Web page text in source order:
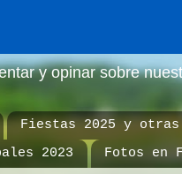
y opinar sobre
Fiestas 2025 y otras
2023
Fotos en